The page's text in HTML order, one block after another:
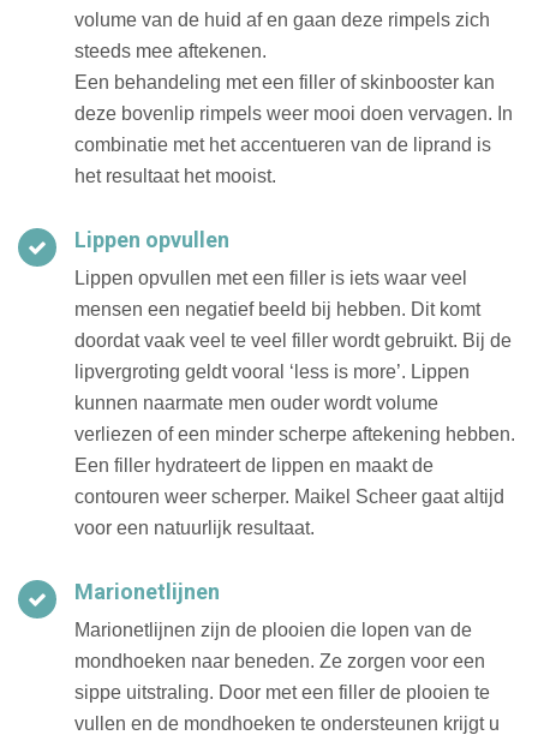
volume van de huid af en gaan deze rimpels zich
steeds mee aftekenen.
Een behandeling met een filler of skinbooster kan
deze bovenlip rimpels weer mooi doen vervagen. In
combinatie met het accentueren van de liprand is
het resultaat het mooist.
Lippen opvullen
Lippen opvullen met een filler is iets waar veel
mensen een negatief beeld bij hebben. Dit komt
doordat vaak veel te veel filler wordt gebruikt. Bij de
lipvergroting geldt vooral ‘less is more’. Lippen
kunnen naarmate men ouder wordt volume
verliezen of een minder scherpe aftekening hebben.
Een filler hydrateert de lippen en maakt de
contouren weer scherper. Maikel Scheer gaat altijd
voor een natuurlijk resultaat.
Marionetlijnen
Marionetlijnen zijn de plooien die lopen van de
mondhoeken naar beneden. Ze zorgen voor een
sippe uitstraling. Door met een filler de plooien te
vullen en de mondhoeken te ondersteunen krijgt u